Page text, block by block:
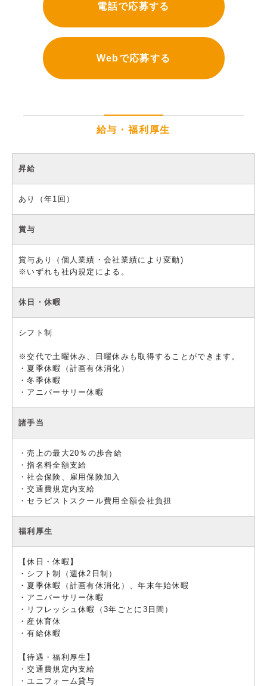
電話で応募する
Webで応募する
給与・福利厚生
昇給
あり（年1回）
賞与
賞与あり（個人業績・会社業績により変動)
※いずれも社内規定による。
休日・休暇
シフト制
※交代で土曜休み、日曜休みも取得することができます。
・夏季休暇（計画有休消化）
・冬季休暇
・アニバーサリー休暇
諸手当
・売上の最大20％の歩合給
・指名料全額支給
・社会保険、雇用保険加入
・交通費規定内支給
・セラピストスクール費用全額会社負担
福利厚生
【休日・休暇】
・シフト制（週休2日制）
・夏季休暇（計画有休消化）、年末年始休暇
・アニバーサリー休暇
・リフレッシュ休暇（3年ごとに3日間）
・産休育休
・有給休暇
【待遇・福利厚生】
・交通費規定内支給
・ユニフォーム貸与